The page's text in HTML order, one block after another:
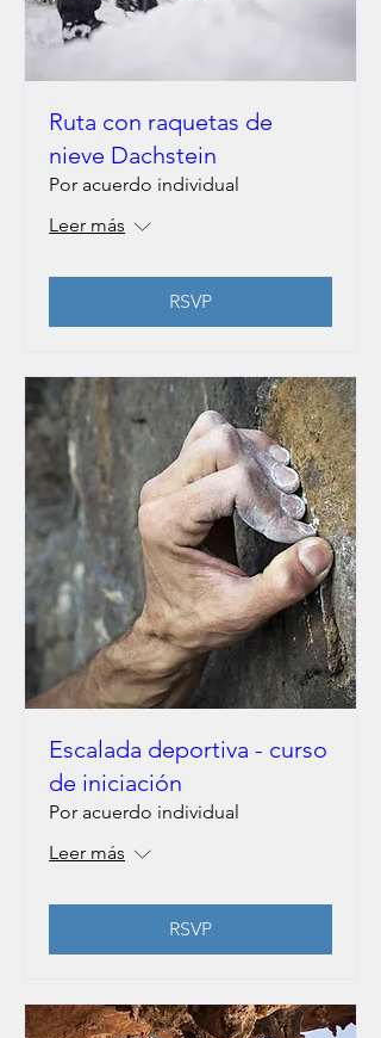
Ruta con raquetas de
nieve Dachstein
Por acuerdo individual
Leer más
RSVP
Escalada deportiva - curso
de iniciación
Por acuerdo individual
Leer más
RSVP